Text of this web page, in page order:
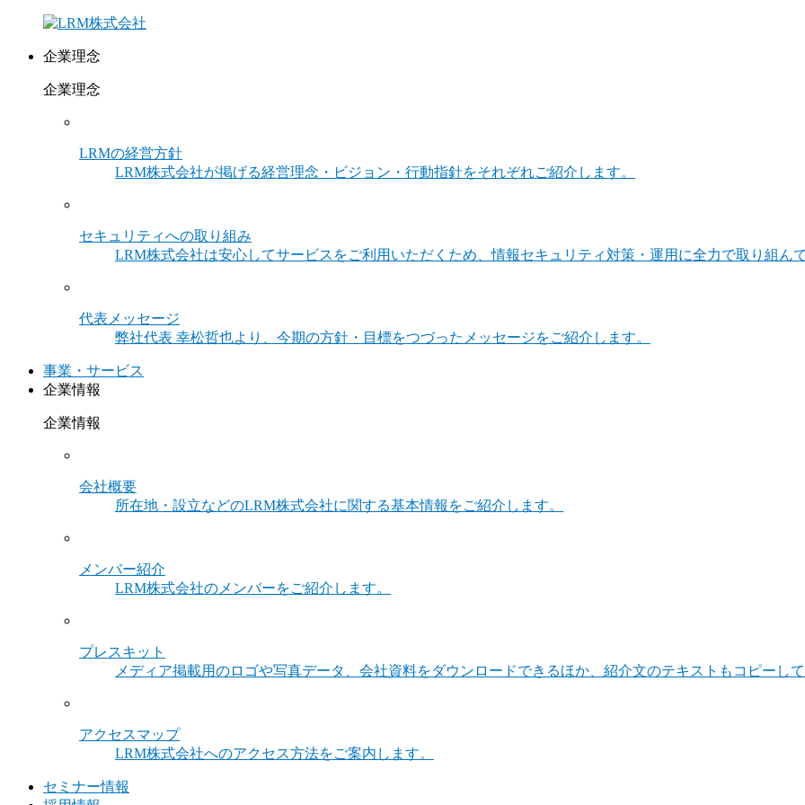
企業理念
企業理念
LRMの経営方針
LRM株式会社が掲げる経営理念・ビジョン・行動指針をそれぞれご紹介します。
セキュリティへの取り組み
LRM株式会社は安心してサービスをご利用いただくため、情報セキュリティ対策・運用に全力で取り組んで
代表メッセージ
弊社代表 幸松哲也より、今期の方針・目標をつづったメッセージをご紹介します。
事業・サービス
企業情報
企業情報
会社概要
所在地・設立などのLRM株式会社に関する基本情報をご紹介します。
メンバー紹介
LRM株式会社のメンバーをご紹介します。
プレスキット
メディア掲載用のロゴや写真データ、会社資料をダウンロードできるほか、紹介文のテキストもコピーし
アクセスマップ
LRM株式会社へのアクセス方法をご案内します。
セミナー情報